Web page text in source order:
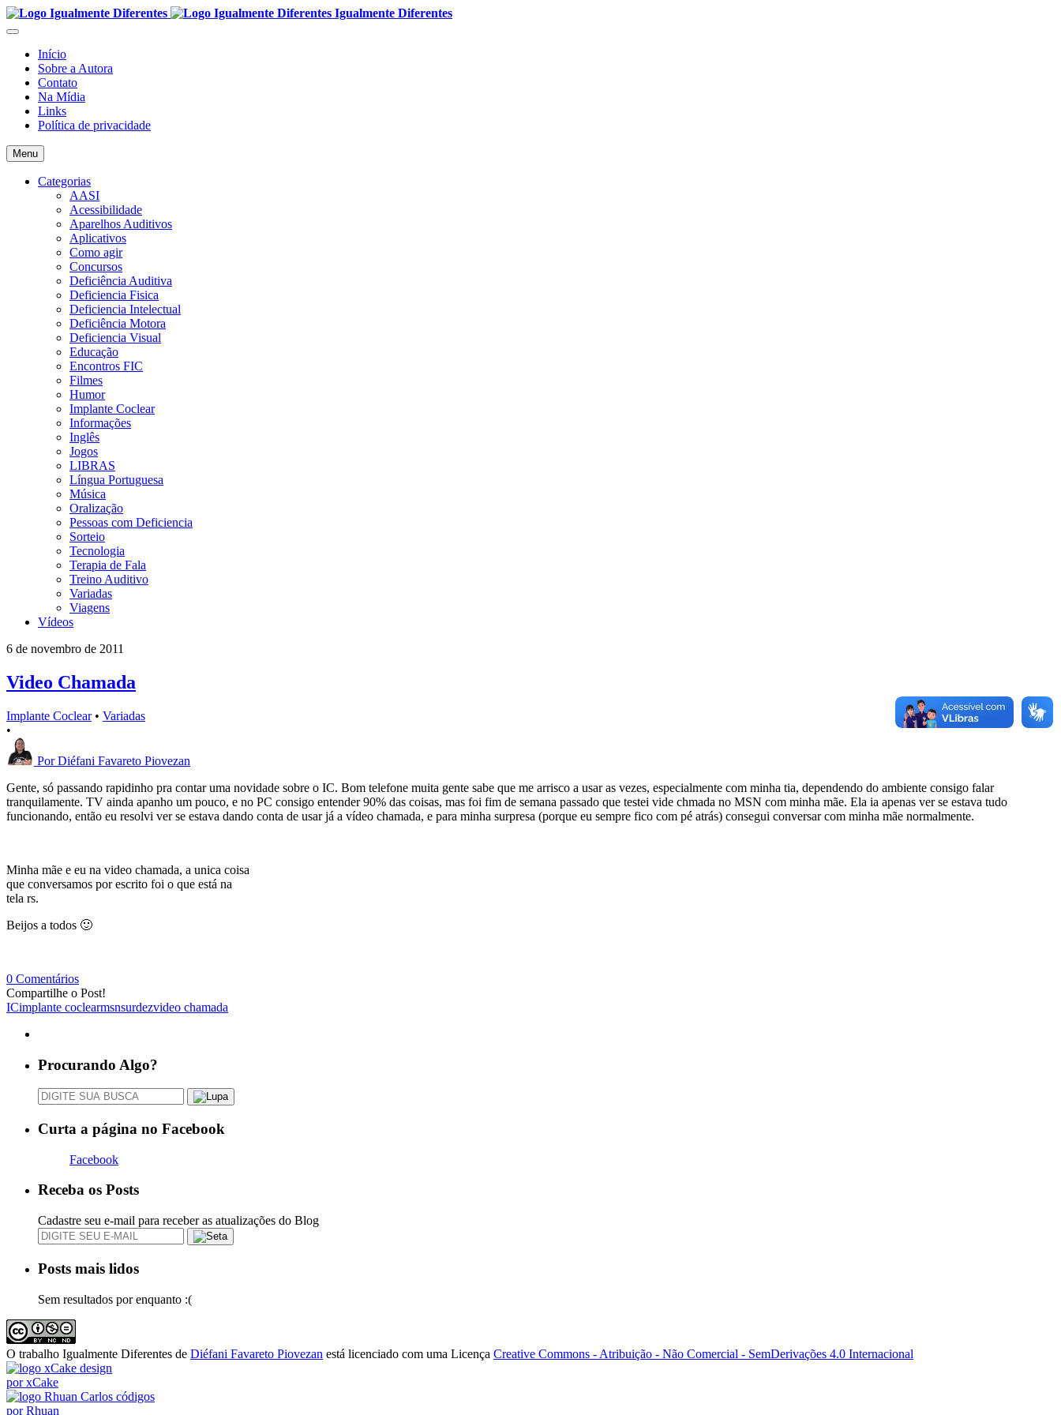
Igualmente Diferentes
Início
Sobre a Autora
Contato
Na Mídia
Links
Política de privacidade
Menu
Categorias
AASI
Acessibilidade
Aparelhos Auditivos
Aplicativos
Como agir
Concursos
Deficiência Auditiva
Deficiencia Fisica
Deficiencia Intelectual
Deficiência Motora
Deficiencia Visual
Educação
Encontros FIC
Filmes
Humor
Implante Coclear
Informações
Inglês
Jogos
LIBRAS
Língua Portuguesa
Música
Oralização
Pessoas com Deficiencia
Sorteio
Tecnologia
Terapia de Fala
Treino Auditivo
Variadas
Viagens
Vídeos
6 de novembro de 2011
Video Chamada
Implante Coclear • Variadas
•
Por Diéfani Favareto Piovezan
Gente, só passando rapidinho pra contar uma novidade sobre o IC. Bom telefone muita gente sabe que me arrisco a usar as vezes, especialmente com minha tia, dependendo do ambiente consigo falar
tranquilamente. TV ainda apanho um pouco, e no PC consigo entender 90% das coisas, mas foi fim de semana passado que testei vide chmada no MSN com minha mãe. Ela ia apenas ver se estava tudo
funcionando, então eu resolvi ver se estava dando conta de usar já a vídeo chamada, e para minha surpresa (porque eu sempre fico com pé atrás) consegui conversar com minha mãe normalmente.
Minha mãe e eu na video chamada, a unica coisa
que conversamos por escrito foi o que está na
tela rs.
Beijos a todos 🙂
0 Comentários
Compartilhe o Post!
ICimplante coclearmsnsurdezvideo chamada
Procurando Algo?
Curta a página no Facebook
Facebook
Receba os Posts
Cadastre seu e-mail para receber as atualizações do Blog
Posts mais lidos
Sem resultados por enquanto :(
O trabalho Igualmente Diferentes de Diéfani Favareto Piovezan está licenciado com uma Licença Creative Commons - Atribuição - Não Comercial - SemDerivações 4.0 Internacional
design
por xCake
códigos
por Rhuan